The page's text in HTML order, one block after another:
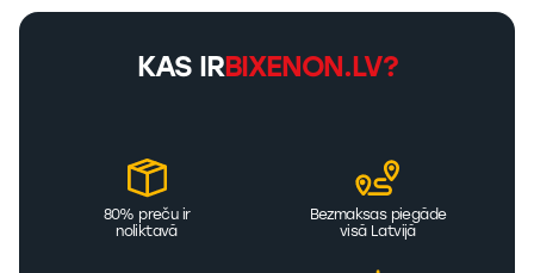
KAS IRBIXENON.LV?
80% preču ir
noliktavā
Bezmaksas piegāde
visā Latvijā